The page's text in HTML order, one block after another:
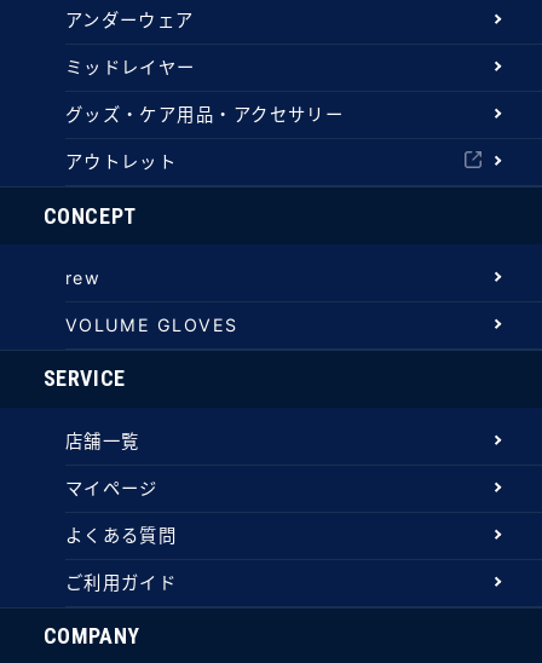
アンダーウェア
ミッドレイヤー
グッズ・ケア用品・アクセサリー
アウトレット
CONCEPT
rew
VOLUME GLOVES
SERVICE
店舗一覧
マイページ
よくある質問
ご利用ガイド
COMPANY